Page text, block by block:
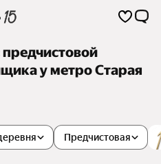
у метро Старая
Предчистовая